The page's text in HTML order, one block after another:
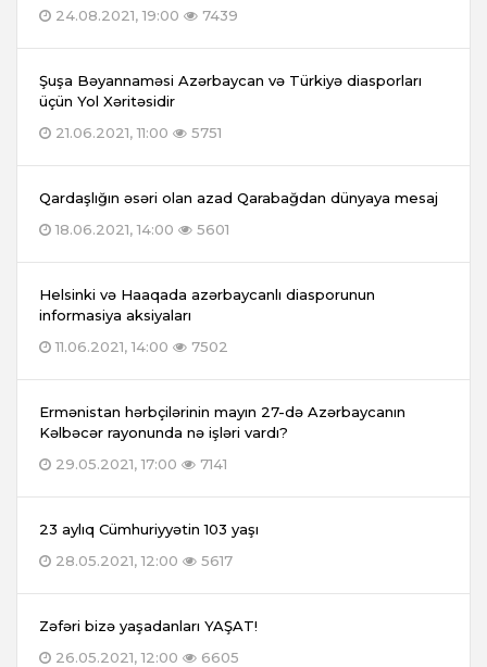
24.08.2021, 19:00
7439
Şuşa Bəyannaməsi Azərbaycan və Türkiyə diasporları
üçün Yol Xəritəsidir
21.06.2021, 11:00
5751
Qardaşlığın əsəri olan azad Qarabağdan dünyaya mesaj
18.06.2021, 14:00
5601
Helsinki və Haaqada azərbaycanlı diasporunun
informasiya aksiyaları
11.06.2021, 14:00
7502
Ermənistan hərbçilərinin mayın 27-də Azərbaycanın
Kəlbəcər rayonunda nə işləri vardı?
29.05.2021, 17:00
7141
23 aylıq Cümhuriyyətin 103 yaşı
28.05.2021, 12:00
5617
Zəfəri bizə yaşadanları YAŞAT!
26.05.2021, 12:00
6605